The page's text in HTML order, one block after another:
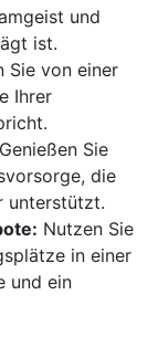
und
ist.
Sie von einer
Ihrer
Genießen Sie
die
unterstützt.
Nutzen Sie
in einer
und ein